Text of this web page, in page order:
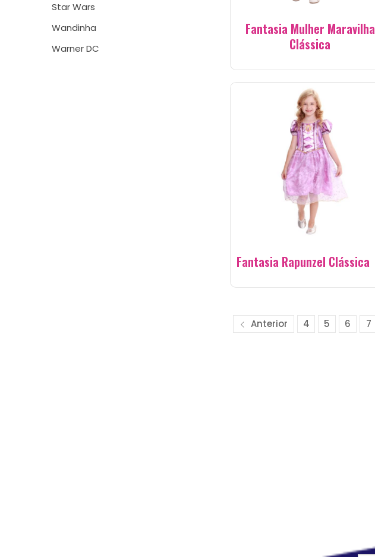
Star Wars
Wandinha
Warner DC
Fantasia Mulher Maravilha
Clássica
Fantasia Rapunzel Clássica
Anterior 4 5 6 7